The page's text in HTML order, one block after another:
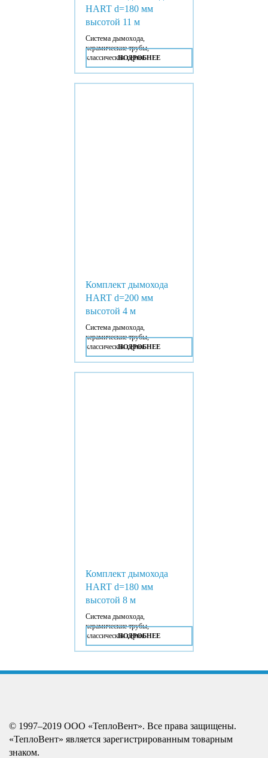
HART d=180 мм
высотой 11 м
Система дымохода,
керамические трубы,
классическая серия.
ПОДРОБНЕЕ
Комплект дымохода
HART d=200 мм
высотой 4 м
Система дымохода,
керамические трубы,
классическая серия.
ПОДРОБНЕЕ
Комплект дымохода
HART d=180 мм
высотой 8 м
Система дымохода,
керамические трубы,
классическая серия.
ПОДРОБНЕЕ
© 1997–2019 ООО «ТеплоВент». Все права защищены.
«ТеплоВент» является зарегистрированным товарным
знаком.